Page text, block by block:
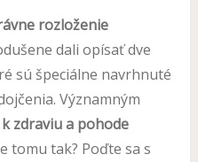
rozloženie
dali opísať dve
sú špeciálne navrhnuté
Významným
zdraviu a pohode
tomu tak? Poďte sa s